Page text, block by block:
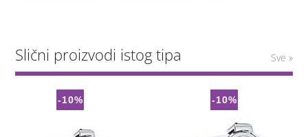
Slični proizvodi istog tipa Sve »
-10% -10%